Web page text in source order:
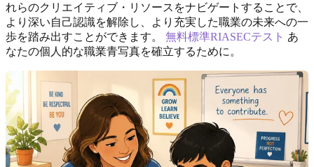
れらのクリエイティブ・リソースをナビゲートすることで、
より深い自己認識を解除し、より充実した職業の未来への一
歩を踏み出すことができます。 無料標準RIASECテスト あ
なたの個人的な職業青写真を確立するために。